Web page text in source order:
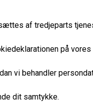
af tredjeparts
på vores
vi behandler
dit samtykke.